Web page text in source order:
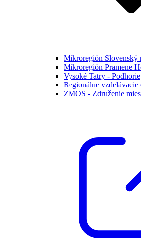
Mikroregión Slovenský
Mikroregión Pramene
Vysoké Tatry - Podhorie
Regionálne vzdelávacie
ZMOS - Združenie